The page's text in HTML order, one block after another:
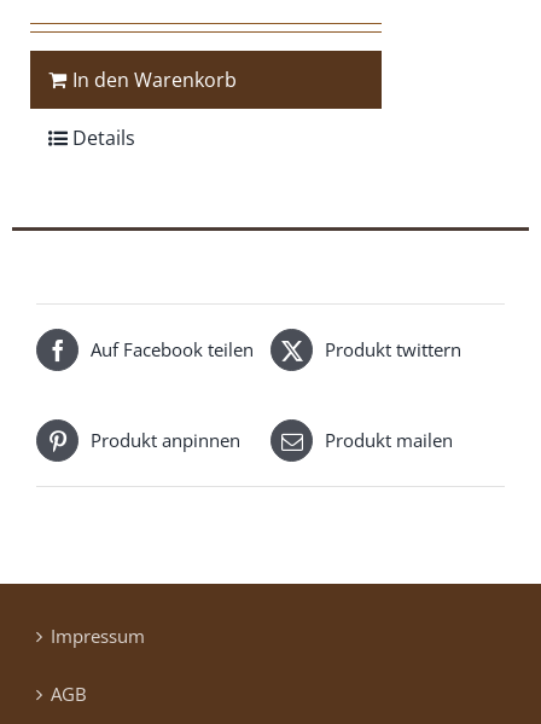
In den Warenkorb
Details
Auf Facebook teilen Produkt twittern
Produkt anpinnen Produkt mailen
Impressum
AGB